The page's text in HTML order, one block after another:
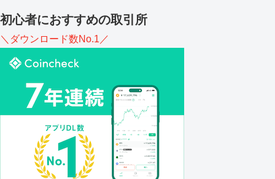
初心者におすすめの取引所
＼ダウンロード数No.1／